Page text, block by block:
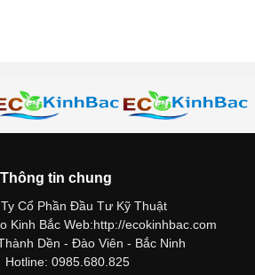
Thông tin chung
Cổ Phần Đầu Tư Kỹ Thuật
Kinh Bắc Web:http://ecokinhbac.com
Dền - Đào Viên - Bắc Ninh
Hotline: 0985.680.825